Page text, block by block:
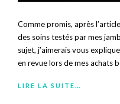
Comme promis, après
des soins testés par mes
sujet, j’aimerais vous
en revue lors de mes achats
LIRE LA SUITE…